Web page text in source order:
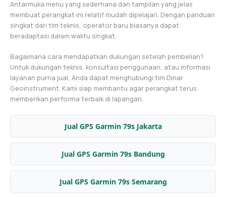
Antarmuka menu yang sederhana dan tampilan yang jelas
membuat perangkat ini relatif mudah dipelajari. Dengan panduan
singkat dari tim teknis, operator baru biasanya dapat
beradaptasi dalam waktu singkat.
Bagaimana cara mendapatkan dukungan setelah pembelian?
Untuk dukungan teknis, konsultasi penggunaan, atau informasi
layanan purna jual, Anda dapat menghubungi tim Dinar
Geoinstrument. Kami siap membantu agar perangkat terus
memberikan performa terbaik di lapangan.
Jual GPS Garmin 79s Jakarta
Jual GPS Garmin 79s Bandung
Jual GPS Garmin 79s Semarang